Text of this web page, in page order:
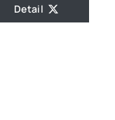
Detail